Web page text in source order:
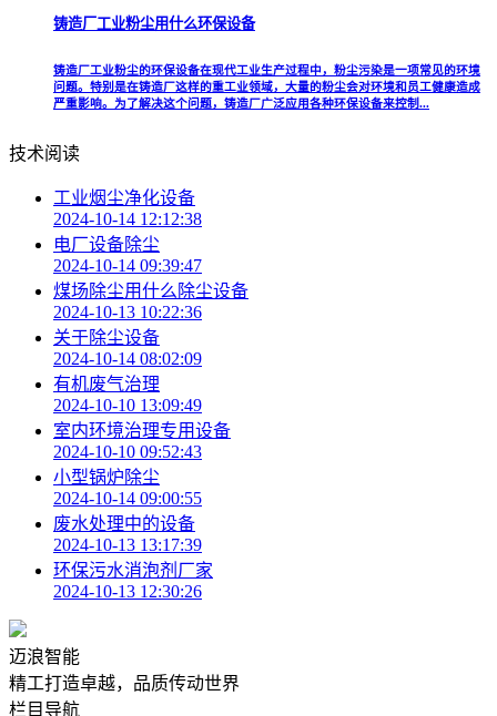
铸造厂工业粉尘用什么环保设备
铸造厂工业粉尘的环保设备在现代工业生产过程中，粉尘污染是一项常见的环境
问题。特别是在铸造厂这样的重工业领域，大量的粉尘会对环境和员工健康造成
严重影响。为了解决这个问题，铸造厂广泛应用各种环保设备来控制...
技术阅读
工业烟尘净化设备
2024-10-14 12:12:38
电厂设备除尘
2024-10-14 09:39:47
煤场除尘用什么除尘设备
2024-10-13 10:22:36
关于除尘设备
2024-10-14 08:02:09
有机废气治理
2024-10-10 13:09:49
室内环境治理专用设备
2024-10-10 09:52:43
小型锅炉除尘
2024-10-14 09:00:55
废水处理中的设备
2024-10-13 13:17:39
环保污水消泡剂厂家
2024-10-13 12:30:26
迈浪智能
精工打造卓越，品质传动世界
栏目导航